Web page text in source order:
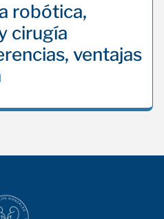
robótica,
cirugía
ventajas